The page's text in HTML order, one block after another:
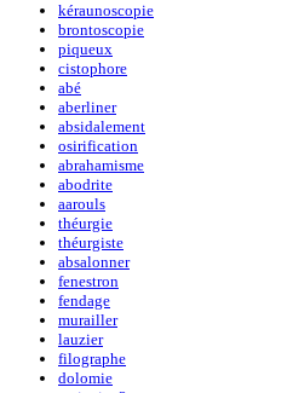
kéraunoscopie
brontoscopie
piqueux
cistophore
abé
aberliner
absidalement
osirification
abrahamisme
abodrite
aarouls
théurgie
théurgiste
absalonner
fenestron
fendage
murailler
lauzier
filographe
dolomie